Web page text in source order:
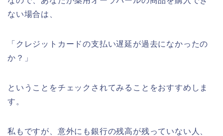
ない場合は、
「クレジットカードの支払い遅延が過去になかったの
か？」
ということをチェックされてみることをおすすめしま
す。
私もですが、意外にも銀行の残高が残っていない人、